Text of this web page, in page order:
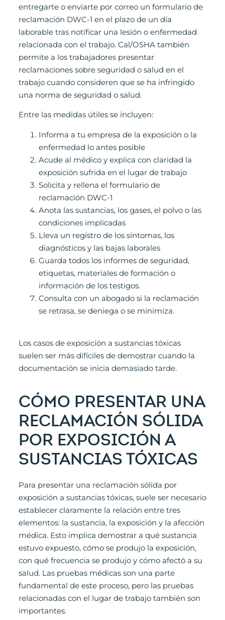
entregarte o enviarte por correo un formulario de
reclamación DWC-1 en el plazo de un día
laborable tras notificar una lesión o enfermedad
relacionada con el trabajo. Cal/OSHA también
permite a los trabajadores presentar
reclamaciones sobre seguridad o salud en el
trabajo cuando consideren que se ha infringido
una norma de seguridad o salud.
Entre las medidas útiles se incluyen:
Informa a tu empresa de la exposición o la
enfermedad lo antes posible
Acude al médico y explica con claridad la
exposición sufrida en el lugar de trabajo
Solicita y rellena el formulario de
reclamación DWC-1
Anota las sustancias, los gases, el polvo o las
condiciones implicadas
Lleva un registro de los síntomas, los
diagnósticos y las bajas laborales
Guarda todos los informes de seguridad,
etiquetas, materiales de formación o
información de los testigos.
Consulta con un abogado si la reclamación
se retrasa, se deniega o se minimiza.
Los casos de exposición a sustancias tóxicas
suelen ser más difíciles de demostrar cuando la
documentación se inicia demasiado tarde.
CÓMO PRESENTAR UNA
RECLAMACIÓN SÓLIDA
POR EXPOSICIÓN A
SUSTANCIAS TÓXICAS
Para presentar una reclamación sólida por
exposición a sustancias tóxicas, suele ser necesario
establecer claramente la relación entre tres
elementos: la sustancia, la exposición y la afección
médica. Esto implica demostrar a qué sustancia
estuvo expuesto, cómo se produjo la exposición,
con qué frecuencia se produjo y cómo afectó a su
salud. Las pruebas médicas son una parte
fundamental de este proceso, pero las pruebas
relacionadas con el lugar de trabajo también son
importantes.